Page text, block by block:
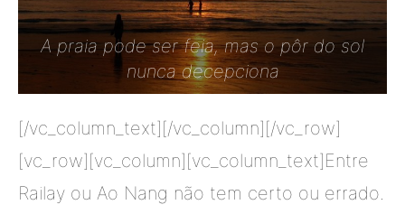
A praia pode ser feia, mas o pôr do sol
nunca decepciona
[/vc_column_text][/vc_column][/vc_row]
[vc_row][vc_column][vc_column_text]Entre
Railay ou Ao Nang não tem certo ou errado.